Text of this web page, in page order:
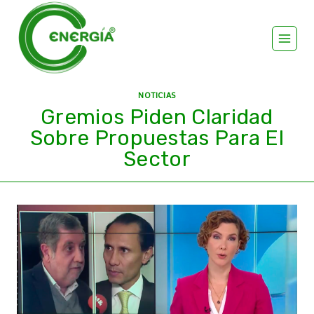
NOTICIAS
Gremios Piden Claridad
Sobre Propuestas Para El
Sector